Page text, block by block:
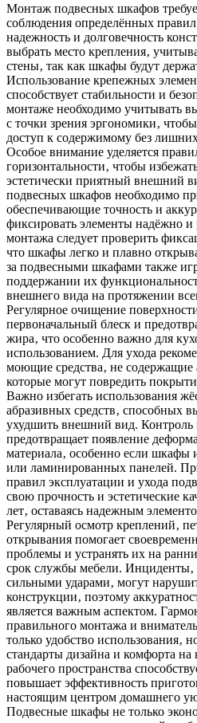
Монтаж подвесных шкафов
соблюдения определённых
надежность и долговечность
выбрать место крепления‚
стены‚ так как шкафы будут
Использование крепежных
способствует стабильности и
монтаже необходимо учитывать
с точки зрения эргономики‚
доступ к содержимому без
Особое внимание уделяется
горизонтальности‚ чтобы
эстетически приятный внешний
подвесных шкафов необходимо
обеспечивающие точность и
фиксировать элементы надёжно
монтажа следует проверить
что шкафы легко и плавно
за подвесными шкафами также
поддержании их
внешнего вида на протяжении
Регулярное очищение
первоначальный блеск и
жира‚ что особенно важно для
использованием. Для ухода
моющие средства‚ не содержащие
которые могут повредить
Важно избегать использования
абразивных средств‚ способных
ухудшить внешний вид.
предотвращает появление
материала‚ особенно если шкафы
или ламинированных панелей.
правил эксплуатации и ухода
свою прочность и эстетические
лет‚ оставаясь надежным
Регулярный осмотр креплений‚
открывания помогает
проблемы и устранять их на
срок службы мебели. Инциденты‚
сильными ударами‚ могут
конструкции‚ поэтому
является важным аспектом.
правильного монтажа и
только удобство использования‚
стандарты дизайна и комфорта на
рабочего пространства
повышает эффективность
настоящим центром домашнего
Подвесные шкафы не только